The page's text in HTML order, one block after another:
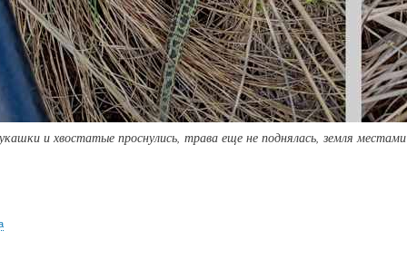
и хвостатые проснулись, трава еще не поднялась, земля